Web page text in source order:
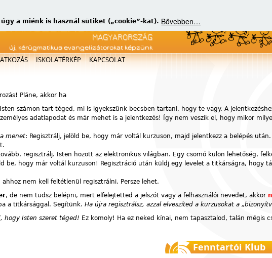
a miénk is használ sütiket („cookie”-kat). Bővebben…
új, kérügmatikus evangelizátorokat képzünk
ISKOLATÉRKÉP KAPCSOLAT
Pláne, akkor ha
számon tart téged, mi is igyekszünk becsben tartani, hogy te vagy. A
adatlapodat és már mehet is a jelentkezés! Így nem veszik el, hogy mikor
menet: Regisztrálj, jelöld be, hogy már voltál kurzuson, majd jelentkezz a belépés
regisztrálj. Isten hozott az elektronikus világban. Egy csomó külön lehetőség,
be, hogy már voltál kurzuson! Regisztráció után küldj egy levelet a titkárságra, hogy
nem kell feltétlenül regisztrálni. Persze lehet.
, de nem tudsz belépni, mert elfelejtetted a jelszót vagy a felhasználói nevedet, akkor
a titkársággal. Segítünk. Ha újra regisztrálsz, azzal elveszíted a kurzusokat a
hogy Isten szeret téged! Ez komoly! Ha ez neked kínai, nem tapasztalod, talán mégis
Fenntartói Klub